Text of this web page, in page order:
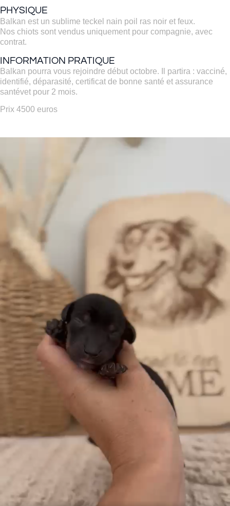
PHYSIQUE
Balkan est un sublime teckel nain poil ras noir et feux.
Nos chiots sont vendus uniquement pour compagnie, avec
contrat.
INFORMATION PRATIQUE
Balkan pourra vous rejoindre début octobre. Il partira : vacciné,
identifié, déparasité, certificat de bonne santé et assurance
santévet pour 2 mois.
Prix 4500 euros